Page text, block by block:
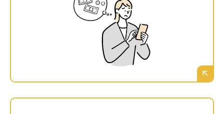
勇気を出してリスティング広告にお金を使って
みた。クリックはされるものの、お問い合わせ
や売上には全く繋がらず、ただ広告費だけが消